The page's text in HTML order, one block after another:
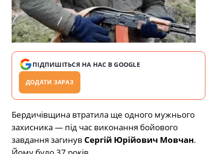
ПІДПИШІТЬСЯ НА НАС В GOOGLE
ДОДАТИ ЗАРАЗ
Бердичівщина втратила ще одного мужнього
захисника — під час виконання бойового
завдання загинув Сергій Юрійович Мовчан.